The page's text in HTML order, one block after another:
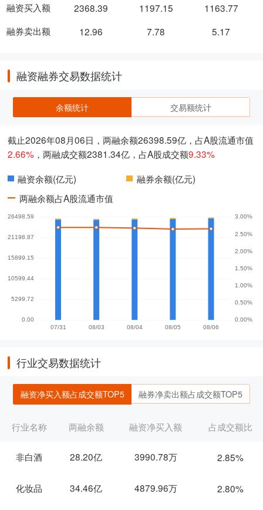
融资买入额
融券卖出额
2368.39
1197.15
1163.77
12.96
7.78 5.17
融资融券交易数据统计
余额统计 交易额统计
截止2026年08月06日，两融余额26398.59亿，占A股流通市值
2.66% ，两融成交额2381.34亿，占A股成交额9.33%
融资余额(亿元)
融券余额(亿元)
两融余额占A股流通市值
行业交易数据统计
融资净买入额占成交额TOP5 融券净卖出额占成交额TOP5
行业名称 两融余额 融资净买入额 占成交额比
非白酒 28.20亿 3990.78万 2.85%
化妆品 34.46亿 4879.96万 2.80%